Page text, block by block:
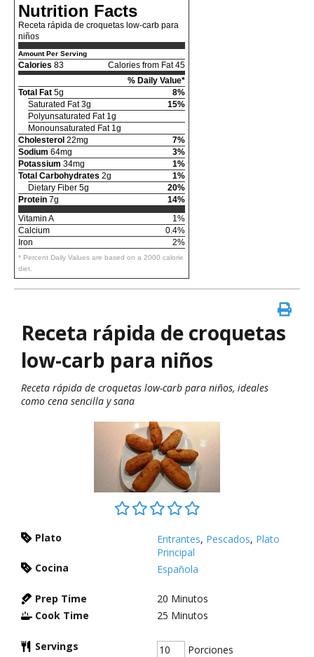
Nutrition Facts
Receta rápida de croquetas low-carb para
niños
Amount Per Serving
Calories 83
Calories from Fat 45
% Daily Value*
Total Fat 5g
8%
Saturated Fat 3g
15%
Polyunsaturated Fat 1g
Monounsaturated Fat 1g
Cholesterol 22mg
7%
Sodium 64mg
3%
Potassium 34mg
1%
Total Carbohydrates 2g
1%
Dietary Fiber 5g
20%
Protein 7g
14%
Vitamin A
1%
Calcium
0.4%
Iron
2%
* Percent Daily Values are based on a 2000 calorie
diet.
Receta rápida de croquetas
low-carb para niños
Receta rápida de croquetas low-carb para niños, ideales
como cena sencilla y sana
Plato Entrantes, Pescados, Plato
Principal
Cocina
Española
Prep Time 20 Minutos
Cook Time
25 Minutos
Servings Porciones